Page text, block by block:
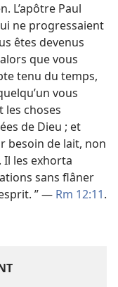
L’apôtre Paul
ne progressaient
êtes devenus
que vous
tenu du temps,
vous
les choses
de Dieu ; et
besoin de lait, non
Il les exhorta
sans flâner
” — Rm 12:11.